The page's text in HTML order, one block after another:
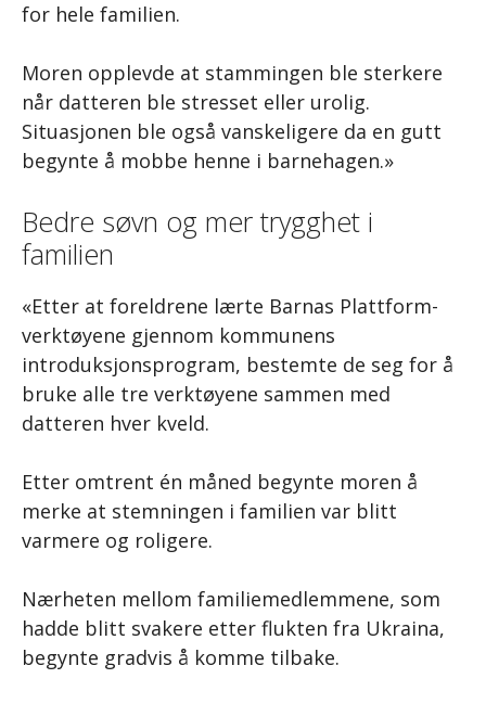
for hele familien.
Moren opplevde at stammingen ble sterkere
når datteren ble stresset eller urolig.
Situasjonen ble også vanskeligere da en gutt
begynte å mobbe henne i barnehagen.»
Bedre søvn og mer trygghet i
familien
«Etter at foreldrene lærte Barnas Plattform-
verktøyene gjennom kommunens
introduksjonsprogram, bestemte de seg for å
bruke alle tre verktøyene sammen med
datteren hver kveld.
Etter omtrent én måned begynte moren å
merke at stemningen i familien var blitt
varmere og roligere.
Nærheten mellom familiemedlemmene, som
hadde blitt svakere etter flukten fra Ukraina,
begynte gradvis å komme tilbake.